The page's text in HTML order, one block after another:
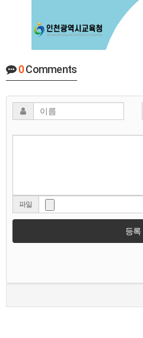
0Comments
파일
등록